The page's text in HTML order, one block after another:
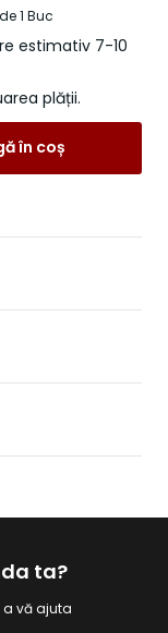
estimativ 7-10
plății.
1 Buc
în coș
ta?
a vă ajuta